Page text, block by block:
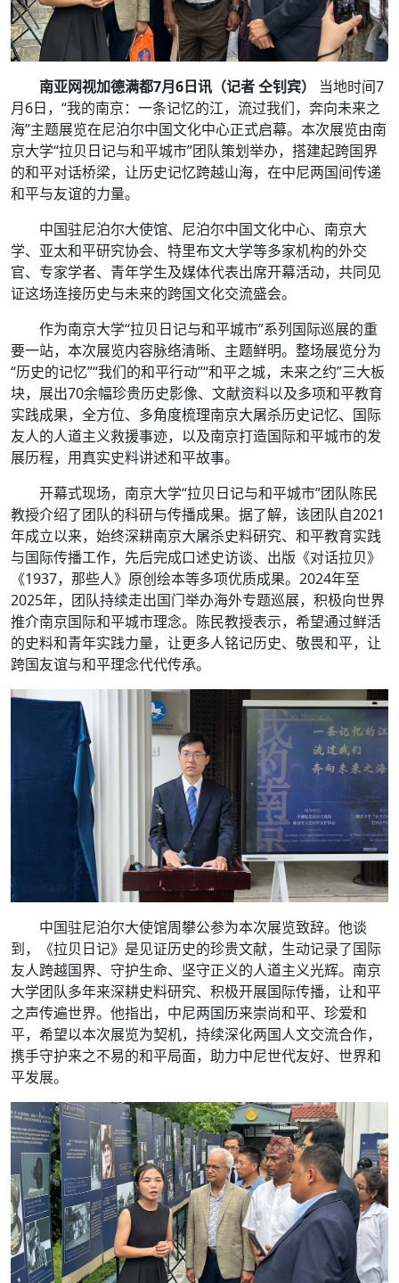
南亚网视加德满都7月6日讯（记者仝钊宾）
当地时间7
月6日，“我的南京：一条记忆的江，流过我们，奔向未来之
海”主题展览在尼泊尔中国文化中心正式启幕。本次展览由南
京大学“拉贝日记与和平城市”团队策划举办，搭建起跨国界
的和平对话桥梁，让历史记忆跨越山海，在中尼两国间传递
和平与友谊的力量。
中国驻尼泊尔大使馆、尼泊尔中国文化中心、南京大
学、亚太和平研究协会、特里布文大学等多家机构的外交
官、专家学者、青年学生及媒体代表出席开幕活动，共同见
证这场连接历史与未来的跨国文化交流盛会。
作为南京大学“拉贝日记与和平城市”系列国际巡展的重
要一站，本次展览内容脉络清晰、主题鲜明。整场展览分为
“历史的记忆”“我们的和平行动”“和平之城，未来之约”三大板
块，展出70余幅珍贵历史影像、文献资料以及多项和平教育
实践成果，全方位、多角度梳理南京大屠杀历史记忆、国际
友人的人道主义救援事迹，以及南京打造国际和平城市的发
展历程，用真实史料讲述和平故事。
开幕式现场，南京大学“拉贝日记与和平城市”团队陈民
教授介绍了团队的科研与传播成果。据了解，该团队自2021
年成立以来，始终深耕南京大屠杀史料研究、和平教育实践
与国际传播工作，先后完成口述史访谈、出版《对话拉贝》
《1937，那些人》原创绘本等多项优质成果。2024年至
2025年，团队持续走出国门举办海外专题巡展，积极向世界
推介南京国际和平城市理念。陈民教授表示，希望通过鲜活
的史料和青年实践力量，让更多人铭记历史、敬畏和平，让
跨国友谊与和平理念代代传承。
中国驻尼泊尔大使馆周攀公参为本次展览致辞。他谈
到，《拉贝日记》是见证历史的珍贵文献，生动记录了国际
友人跨越国界、守护生命、坚守正义的人道主义光辉。南京
大学团队多年来深耕史料研究、积极开展国际传播，让和平
之声传遍世界。他指出，中尼两国历来崇尚和平、珍爱和
平，希望以本次展览为契机，持续深化两国人文交流合作，
携手守护来之不易的和平局面，助力中尼世代友好、世界和
平发展。